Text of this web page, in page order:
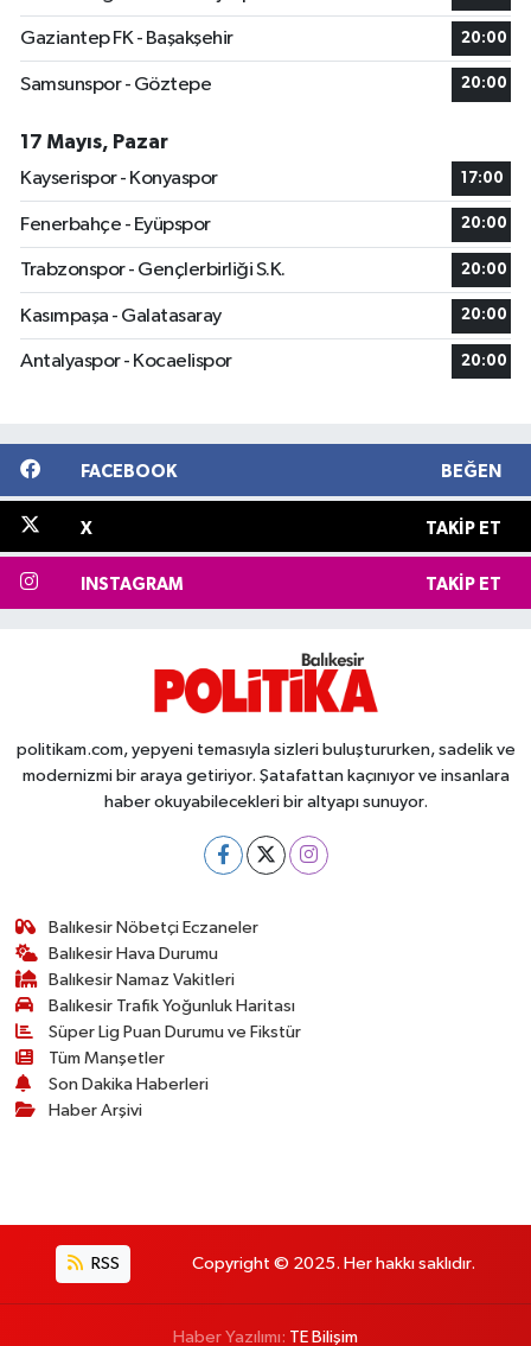
Gaziantep FK - Başakşehir 20:00
Samsunspor - Göztepe 20:00
17 Mayıs, Pazar
Kayserispor - Konyaspor
17:00
Fenerbahçe - Eyüpspor 20:00
Trabzonspor - Gençlerbirliği S.K. 20:00
Kasımpaşa - Galatasaray 20:00
Antalyaspor - Kocaelispor 20:00
FACEBOOK BEĞEN
X TAKIP ET
INSTAGRAM TAKIP ET
politikam.com, yepyeni temasıyla sizleri buluştururken, sadelik ve
modernizmi bir araya getiriyor. Şatafattan kaçınıyor ve insanlara
haber okuyabilecekleri bir altyapı sunuyor.
Balıkesir Nöbetçi Eczaneler
Balıkesir Hava Durumu
Balıkesir Namaz Vakitleri
Balıkesir Trafik Yoğunluk Haritası
Süper Lig Puan Durumu ve Fikstür
Tüm Manşetler
Son Dakika Haberleri
Haber Arşivi
RSS Copyright © 2025. Her hakkı saklıdır.
Haber Yazılımı: TE Bilişim